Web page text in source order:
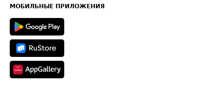
Техническая информация
МОБИЛЬНЫЕ ПРИЛОЖЕНИЯ